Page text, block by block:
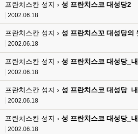
프란치스칸 성지 › 성 프란치스코 대성당2
2002.06.18
프란치스칸 성지 › 성 프란치스꼬 대성당의
2002.06.18
프란치스칸 성지 › 성 프란치스코 대성당_
2002.06.18
프란치스칸 성지 › 성 프란치스코 대성당_
2002.06.18
프란치스칸 성지 › 성 프란치스코 대성당_
2002.06.18